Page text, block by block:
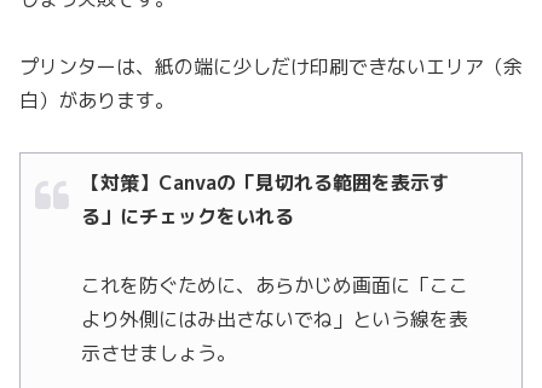
プリンターは、紙の端に少しだけ印刷できないエリア（余
白）があります。
【対策】Canvaの「見切れる範囲を表示す
る」にチェックをいれる
これを防ぐために、あらかじめ画面に「ここ
より外側にはみ出さないでね」という線を表
示させましょう。